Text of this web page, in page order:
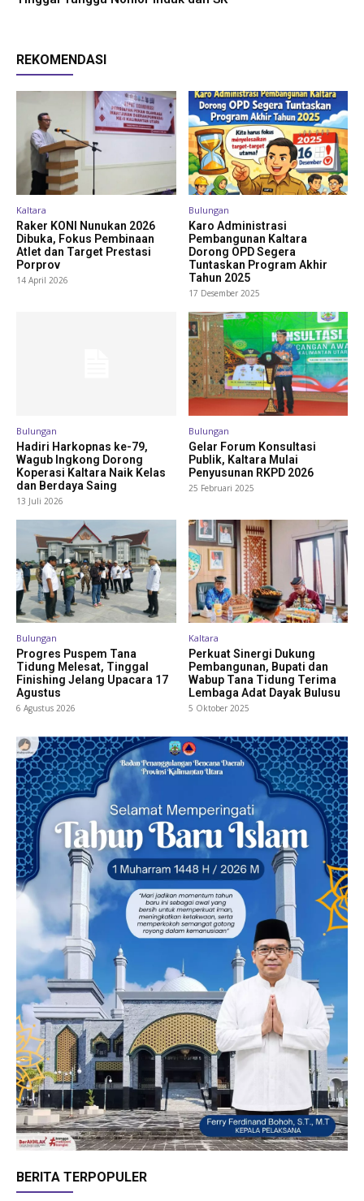
REKOMENDASI
Kaltara
Raker KONI Nunukan 2026
Dibuka, Fokus Pembinaan
Atlet dan Target Prestasi
Porprov
14 April 2026
Bulungan
Karo Administrasi
Pembangunan Kaltara
Dorong OPD Segera
Tuntaskan Program Akhir
Tahun 2025
17 Desember 2025
Bulungan
Hadiri Harkopnas ke-79,
Wagub Ingkong Dorong
Koperasi Kaltara Naik Kelas
dan Berdaya Saing
13 Juli 2026
Bulungan
Gelar Forum Konsultasi
Publik, Kaltara Mulai
Penyusunan RKPD 2026
25 Februari 2025
Bulungan
Progres Puspem Tana
Tidung Melesat, Tinggal
Finishing Jelang Upacara 17
Agustus
6 Agustus 2026
Kaltara
Perkuat Sinergi Dukung
Pembangunan, Bupati dan
Wabup Tana Tidung Terima
Lembaga Adat Dayak Bulusu
5 Oktober 2025
BERITA TERPOPULER